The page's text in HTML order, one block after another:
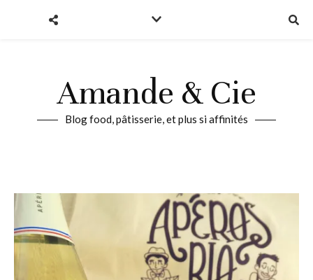
Amande & Cie
Blog food, pâtisserie, et plus si affinités